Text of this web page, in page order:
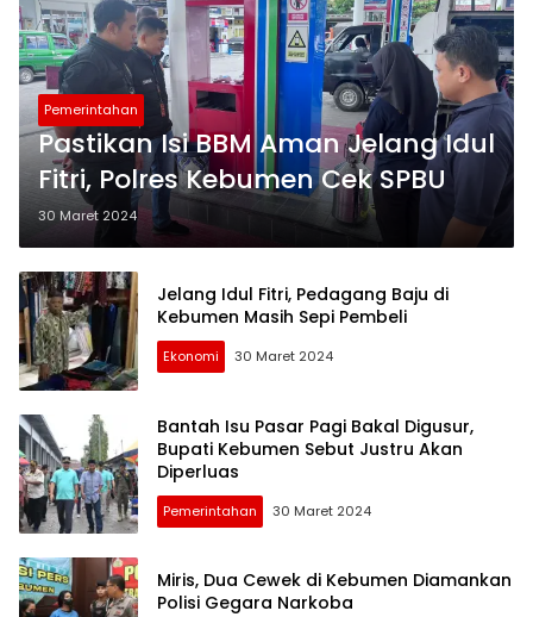
Pemerintahan
Pastikan Isi BBM Aman Jelang Idul
Fitri, Polres Kebumen Cek SPBU
30 Maret 2024
Jelang Idul Fitri, Pedagang Baju di
Kebumen Masih Sepi Pembeli
Ekonomi 30 Maret 2024
Bantah Isu Pasar Pagi Bakal Digusur,
Bupati Kebumen Sebut Justru Akan
Diperluas
Pemerintahan 30 Maret 2024
Miris, Dua Cewek di Kebumen Diamankan
Polisi Gegara Narkoba